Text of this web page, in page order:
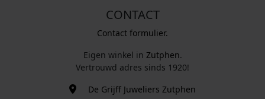
CONTACT
Contact formulier.
Eigen winkel in Zutphen.
Vertrouwd adres sinds 1920!
De Grijff Juweliers Zutphen